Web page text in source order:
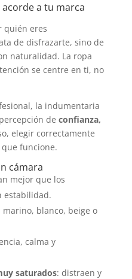
a tu marca
quién eres
de disfrazarte, sino de
naturalidad. La ropa
se centre en ti, no
la indumentaria
de confianza,
elegir correctamente
funcione.
cámara
mejor que los
estabilidad.
marino, blanco, beige o
calma y
saturados: distraen y